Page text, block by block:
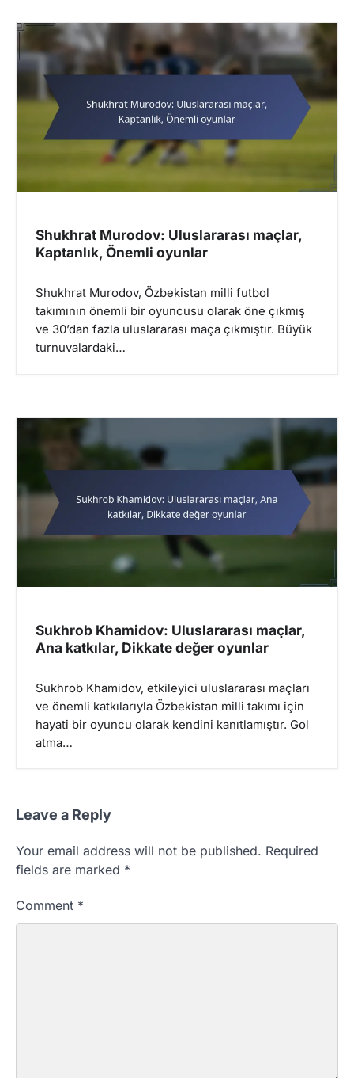
Shukhrat Murodov: Uluslararası maçlar,
Kaptanlık, Önemli oyunlar
Shukhrat Murodov, Özbekistan milli futbol
takımının önemli bir oyuncusu olarak öne çıkmış
ve 30’dan fazla uluslararası maça çıkmıştır. Büyük
turnuvalardaki…
Sukhrob Khamidov: Uluslararası maçlar,
Ana katkılar, Dikkate değer oyunlar
Sukhrob Khamidov, etkileyici uluslararası maçları
ve önemli katkılarıyla Özbekistan milli takımı için
hayati bir oyuncu olarak kendini kanıtlamıştır. Gol
atma…
Leave a Reply
Your email address will not be published. Required
fields are marked *
Comment *